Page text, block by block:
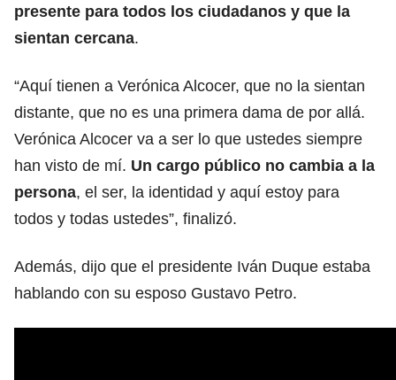
presente para todos los ciudadanos y que la
sientan cercana.
“Aquí tienen a Verónica Alcocer, que no la sientan
distante, que no es una primera dama de por allá.
Verónica Alcocer va a ser lo que ustedes siempre
han visto de mí. Un cargo público no cambia a la
persona, el ser, la identidad y aquí estoy para
todos y todas ustedes”, finalizó.
Además, dijo que el presidente Iván Duque estaba
hablando con su esposo Gustavo Petro.